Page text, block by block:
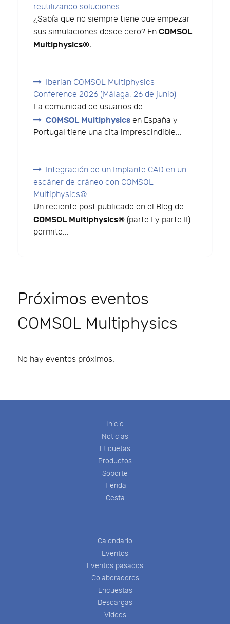
reutilizando soluciones
¿Sabía que no siempre tiene que empezar
sus simulaciones desde cero? En COMSOL
Multiphysics®,...
Iberian COMSOL Multiphysics
Conference 2026 (Málaga, 26 de junio)
La comunidad de usuarios de
COMSOL Multiphysics en España y
Portugal tiene una cita imprescindible...
Integración de un Implante CAD en un
escáner de cráneo con COMSOL
Multiphysics®
Un reciente post publicado en el Blog de
COMSOL Multiphysics® (parte I y parte II)
permite...
Próximos eventos
COMSOL Multiphysics
No hay eventos próximos.
Inicio
Noticias
Etiquetas
Productos
Soporte
Tienda
Cesta
Calendario
Eventos
Eventos pasados
Colaboradores
Encuestas
Descargas
Videos